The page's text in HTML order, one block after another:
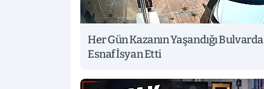
Her Gün Kazanın Yaşandığı Bulvarda
Esnaf İsyan Etti